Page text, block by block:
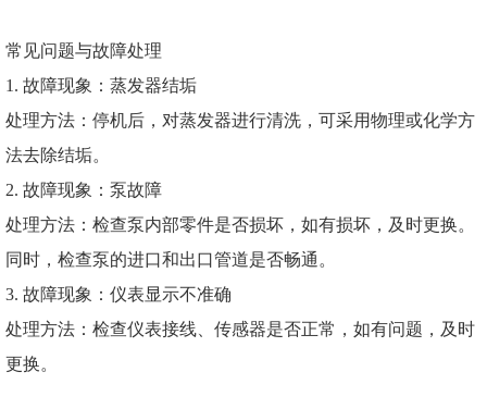
常见问题与故障处理
1. 故障现象：蒸发器结垢
处理方法：停机后，对蒸发器进行清洗，可采用物理或化学方
法去除结垢。
2. 故障现象：泵故障
处理方法：检查泵内部零件是否损坏，如有损坏，及时更换。
同时，检查泵的进口和出口管道是否畅通。
3. 故障现象：仪表显示不准确
处理方法：检查仪表接线、传感器是否正常，如有问题，及时
更换。